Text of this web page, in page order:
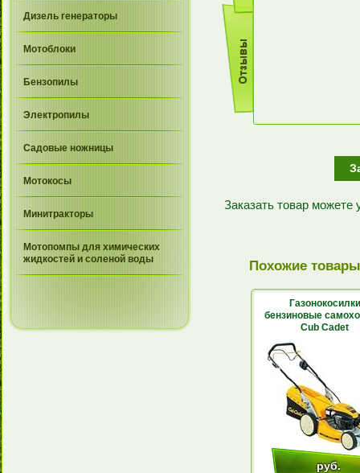
Дизель генераторы
Мотоблоки
Бензопилы
Электропилы
Садовые ножницы
Мотокосы
Минитракторы
Мотопомпы для химических
жидкостей и соленой воды
Заказать товар
Похожие товары
Газонокосилки
бензиновые
Cub Cadet
руб.